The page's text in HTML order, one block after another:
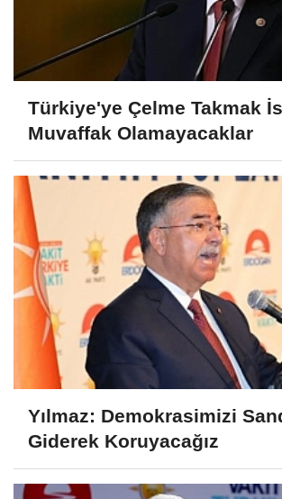
Türkiye'ye Çelme Takmak
Muvaffak Olamayacaklar
Yılmaz: Demokrasimizi
Giderek Koruyacağız